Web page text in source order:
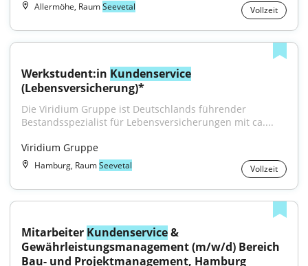
Allermöhe, RaumSeevetal Vollzeit
Werkstudent:in Kundenservice
(Lebensversicherung)*
Die Viridium Gruppe ist Deutschlands führender
Bestandsspezialist für Lebensversicherungen mit ca....
Viridium Gruppe
Hamburg, RaumSeevetal Vollzeit
Mitarbeiter Kundenservice &
Gewährleistungsmanagement (m/w/d) Bereich
Bau- und Projektmanagement, Hamburg